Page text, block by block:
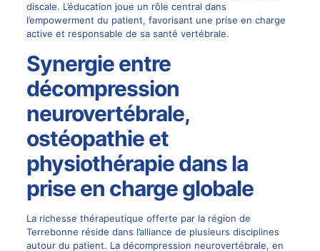
discale. L’éducation joue un rôle central dans
l’empowerment du patient, favorisant une prise en charge
active et responsable de sa santé vertébrale.
Synergie entre
décompression
neurovertébrale,
ostéopathie et
physiothérapie dans la
prise en charge globale
La richesse thérapeutique offerte par la région de
Terrebonne réside dans l’alliance de plusieurs disciplines
autour du patient. La décompression neurovertébrale, en